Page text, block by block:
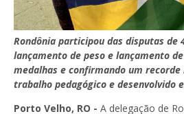
Rondônia participou das disputas de
lançamento de peso e lançamento
medalhas e confirmando um
trabalho pedagógico e desenvolvido
Porto Velho, RO - A delegação de